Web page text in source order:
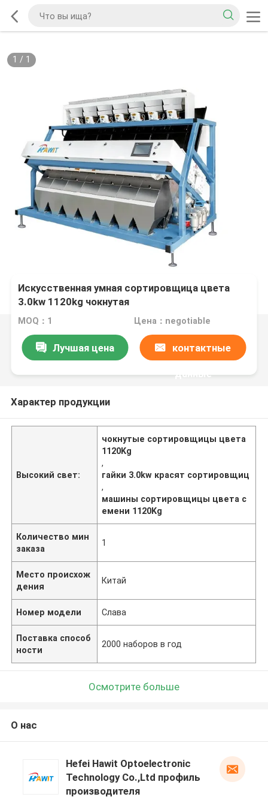
1 / 1
Искусственная умная сортировщица цвета
3.0kw 1120kg чокнутая
MOQ：1 Цена：negotiable
Лучшая цена контактные
данные
Характер продукции
Высокий свет:
чокнутые сортировщицы цвета
1120Kg
,
гайки 3.0kw красят сортировщиц
,
машины сортировщицы цвета с
емени 1120Kg
Количество мин
заказа
1
Место происхож
дения
Китай
Номер модели Слава
Поставка способ
ности
2000 наборов в год
Осмотрите больше
О нас
Hefei Hawit Optoelectronic
Technology Co.,Ltd профиль
производителя